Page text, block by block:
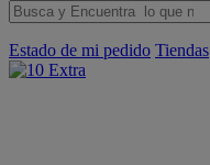
Estado de mi pedido Tiendas